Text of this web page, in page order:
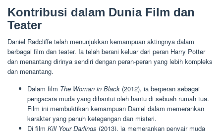
Kontribusi dalam Dunia Film dan
Teater
Daniel Radcliffe telah menunjukkan kemampuan aktingnya dalam
berbagai film dan teater. Ia telah berani keluar dari peran Harry Potter
dan menantang dirinya sendiri dengan peran-peran yang lebih kompleks
dan menantang.
Dalam film The Woman in Black (2012), ia berperan sebagai
pengacara muda yang dihantui oleh hantu di sebuah rumah tua.
Film ini membuktikan kemampuan Daniel dalam memerankan
karakter yang penuh ketegangan dan misteri.
Di film Kill Your Darlings (2013), ia memerankan penyair muda